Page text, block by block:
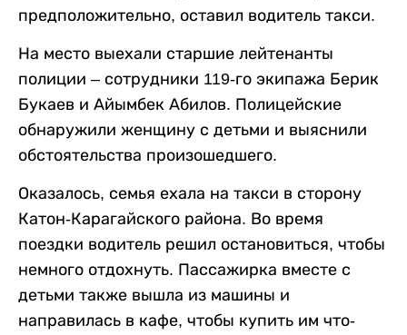
предположительно, оставил водитель такси.
На место выехали старшие лейтенанты
полиции – сотрудники 119-го экипажа Берик
Букаев и Айымбек Абилов. Полицейские
обнаружили женщину с детьми и выяснили
обстоятельства произошедшего.
Оказалось, семья ехала на такси в сторону
Катон-Карагайского района. Во время
поездки водитель решил остановиться, чтобы
немного отдохнуть. Пассажирка вместе с
детьми также вышла из машины и
направилась в кафе, чтобы купить им что-